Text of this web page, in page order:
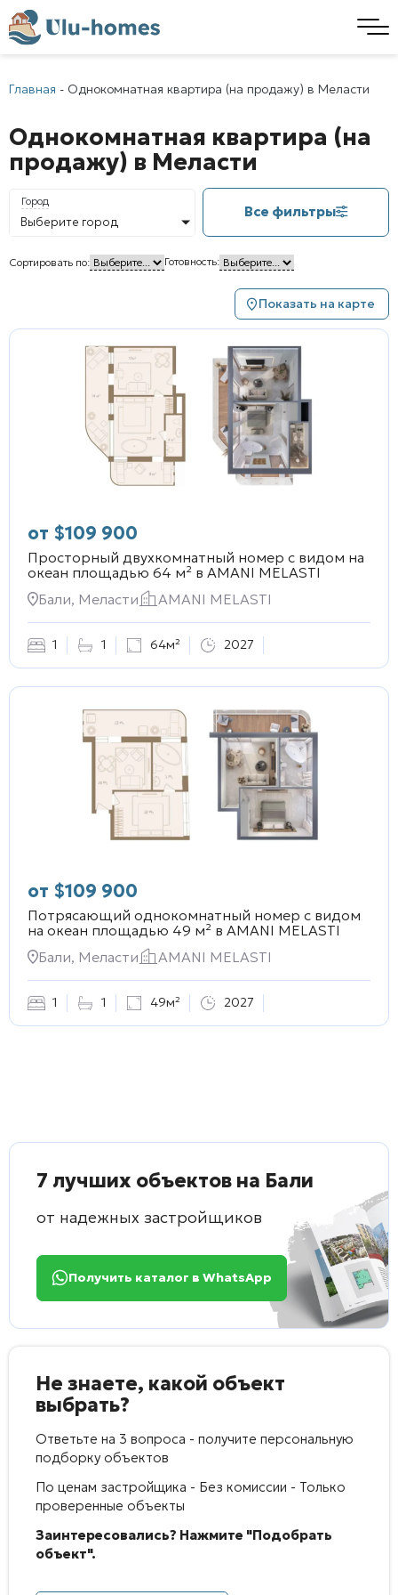
Главная - Однокомнатная квартира (на продажу) в Меласти
Однокомнатная квартира (на
продажу) в Меласти
Город
Выберите город
Все фильтры
Сортировать по: Готовность:
Показать на карте
от $109 900
Просторный двухкомнатный номер с видом на
океан площадью 64 м² в AMANI MELASTI
Бали, Меласти
AMANI MELASTI
1 1 64м² 2027
от $109 900
Потрясающий однокомнатный номер с видом
на океан площадью 49 м² в AMANI MELASTI
Бали, Меласти
AMANI MELASTI
1 1 49м² 2027
7 лучших объектов на Бали
от надежных застройщиков
Получить каталог в WhatsApp
Не знаете, какой объект
выбрать?
Ответьте на 3 вопроса - получите персональную
подборку объектов
По ценам застройщика - Без комиссии - Только
проверенные объекты
Заинтересовались? Нажмите "Подобрать
объект".